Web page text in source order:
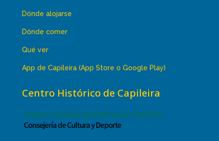
Dónde alojarse
Dónde comer
Qué ver
App de Capileira (App Store o Google Play)
Centro Histórico de Capileira